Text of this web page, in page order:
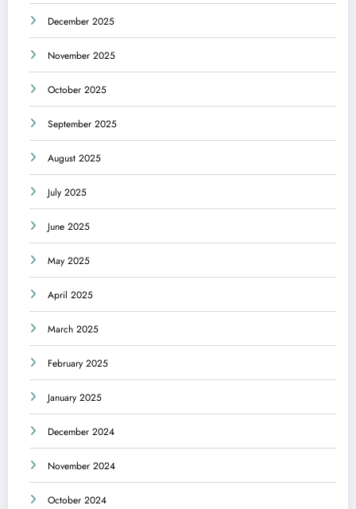
December 2025
November 2025
October 2025
September 2025
August 2025
July 2025
June 2025
May 2025
April 2025
March 2025
February 2025
January 2025
December 2024
November 2024
October 2024